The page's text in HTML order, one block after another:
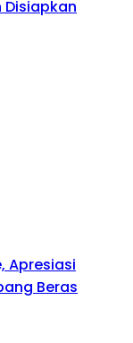
Disiapkan
Apresiasi
Beras